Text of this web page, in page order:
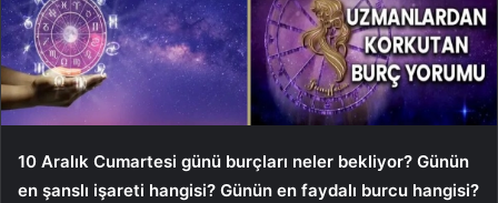
10 Aralık Cumartesi günü burçları neler bekliyor? Günün
en şanslı işareti hangisi? Günün en faydalı burcu hangisi?